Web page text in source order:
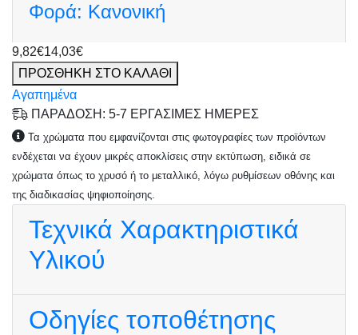
Φορά: Κανονική
9,82€14,03€
ΠΡΟΣΘΗΚΗ ΣΤΟ ΚΑΛΑΘΙ
Αγαπημένα
ΠΑΡΑΔΟΣΗ: 5-7 ΕΡΓΑΣΙΜΕΣ ΗΜΕΡΕΣ
Τα χρώματα που εμφανίζονται στις φωτογραφίες των προϊόντων
ενδέχεται να έχουν μικρές αποκλίσεις στην εκτύπωση, ειδικά σε
χρώματα όπως το χρυσό ή το μεταλλικό, λόγω ρυθμίσεων οθόνης και
της διαδικασίας ψηφιοποίησης.
Τεχνικά Χαρακτηριστικά
Υλικού
Οδηγίες τοποθέτησης